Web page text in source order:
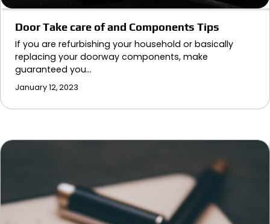
Door Take care of and Components Tips
If you are refurbishing your household or basically
replacing your doorway components, make
guaranteed you…
January 12, 2023